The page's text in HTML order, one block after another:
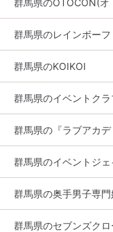
群馬県のレインボー
群馬県のKOIKOI
群馬県のイベントクラ
群馬県の『ラブアカ
群馬県のイベントジェ
群馬県の奥手男子専
群馬県のセブンズクロ